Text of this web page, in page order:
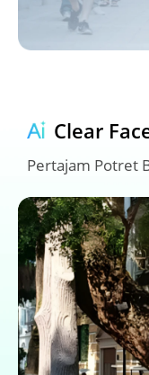
Pertajam Potret
Clear